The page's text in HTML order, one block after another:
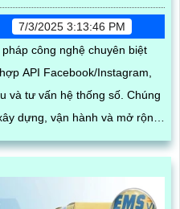
7/3/2025 3:13:46 PM
công nghệ chuyên biệt
API Facebook/Instagram,
vấn hệ thống số. Chúng
dựng, vận hành và mở rộng
giúp tối ưu hóa quy trình